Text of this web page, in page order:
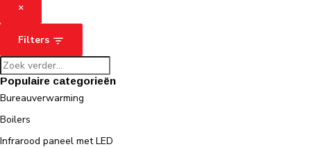
×
Filters
Populaire categorieën
Bureauverwarming
Boilers
Infrarood paneel met LED